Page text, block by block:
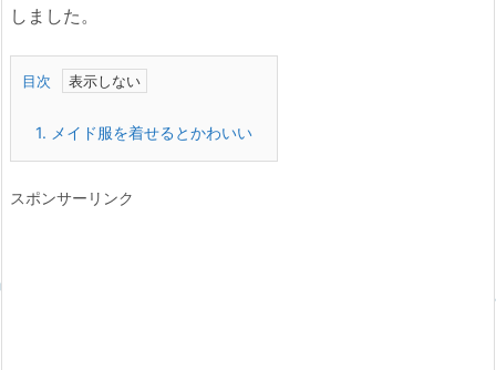
しました。
目次
1. メイド服を着せるとかわいい
スポンサーリンク